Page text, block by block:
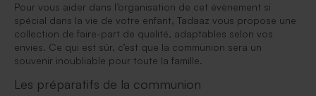
Pour vous aider dans l’organisation de cet évènement si
spécial dans la vie de votre enfant, Tadaaz vous propose une
collection de faire-part de qualité, adaptables selon vos
envies. Ce qui est sûr, c’est que la communion sera un
souvenir inoubliable pour toute la famille.
Les préparatifs de la communion